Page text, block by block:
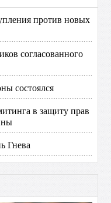
против новых
согласованного
состоялся
в защиту прав
Гнева